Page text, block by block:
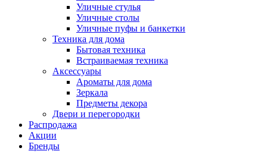
Уличные стулья
Уличные столы
Уличные пуфы и банкетки
Техника для дома
Бытовая техника
Встраиваемая техника
Аксессуары
Ароматы для дома
Зеркала
Предметы декора
Двери и перегородки
Распродажа
Акции
Бренды